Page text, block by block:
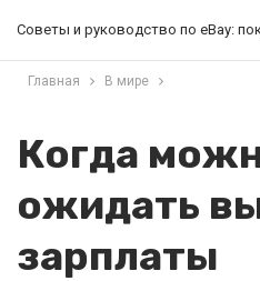
Советы и руководство по eBay:
Главная В мире
Когда
ожидать
зарплаты